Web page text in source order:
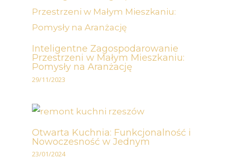
Inteligentne Zagospodarowanie
Przestrzeni w Małym Mieszkaniu:
Pomysły na Aranżację
29/11/2023
Otwarta Kuchnia: Funkcjonalność i
Nowoczesność w Jednym
23/01/2024